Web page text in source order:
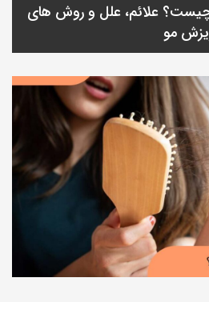
چیست؟ علائم، علل و روش های
مو